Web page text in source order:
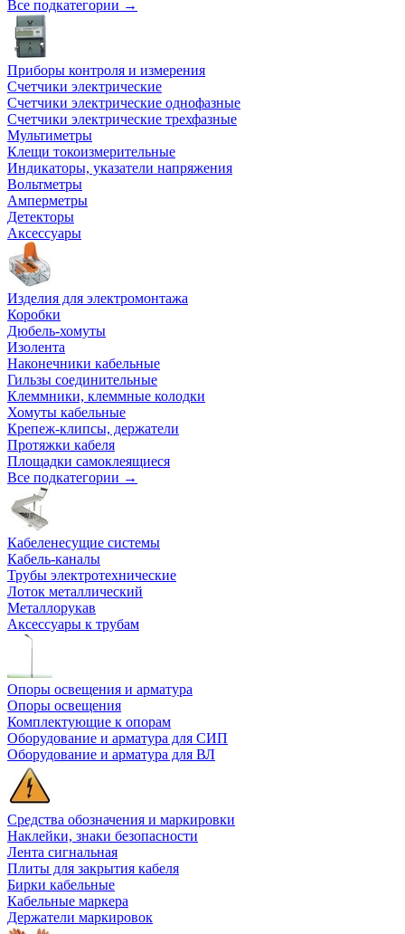
Все подкатегории →
Приборы контроля и измерения
Счетчики электрические
Счетчики электрические однофазные
Счетчики электрические трехфазные
Мультиметры
Клещи токоизмерительные
Индикаторы, указатели напряжения
Вольтметры
Амперметры
Детекторы
Аксессуары
Изделия для электромонтажа
Коробки
Дюбель-хомуты
Изолента
Наконечники кабельные
Гильзы соединительные
Клеммники, клеммные колодки
Хомуты кабельные
Крепеж-клипсы, держатели
Протяжки кабеля
Площадки самоклеящиеся
Все подкатегории →
Кабеленесущие системы
Кабель-каналы
Трубы электротехнические
Лоток металлический
Металлорукав
Аксессуары к трубам
Опоры освещения и арматура
Опоры освещения
Комплектующие к опорам
Оборудование и арматура для СИП
Оборудование и арматура для ВЛ
Средства обозначения и маркировки
Наклейки, знаки безопасности
Лента сигнальная
Плиты для закрытия кабеля
Бирки кабельные
Кабельные маркера
Держатели маркировок